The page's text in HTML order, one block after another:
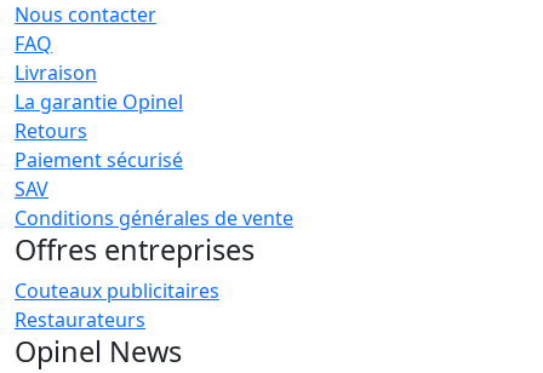
Nous contacter
FAQ
Livraison
La garantie Opinel
Retours
Paiement sécurisé
SAV
Conditions générales de vente
Offres entreprises
Couteaux publicitaires
Restaurateurs
Opinel News